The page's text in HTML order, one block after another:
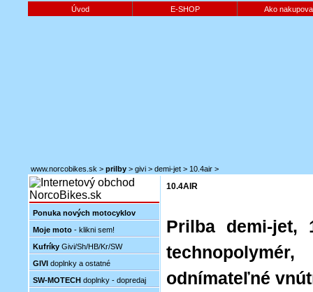
Úvod E-SHOP Ako
www.norcobikes.sk > prilby > givi > demi-jet > 10.4air >
Ponuka nových motocyklov
Moje moto - klikni sem!
Kufríky Givi/Sh/HB/Kr/SW
GIVI doplnky a ostatné
SW-MOTECH doplnky - dopredaj
10.4AIR
Prilba demi-jet,
technopolymér,
odnímateľné